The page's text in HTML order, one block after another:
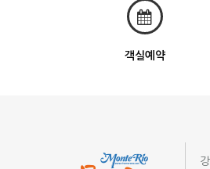
객실예약